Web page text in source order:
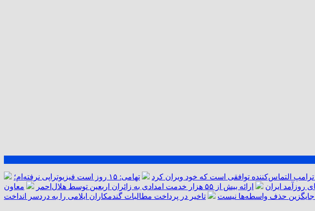
التماس‌کننده توافقی است که خود ویران کرد
تهامی: ۱۵ روز است فیزیوتراپی نرفته‌ام؛
روزآمد ایران ارائه بیش از ۵۵ هزار خدمت امدادی به زائران اربعین توسط هلال‌احمر
معاون
جایگزین حذف واسطه‌ها نیست تاخیر در پرداخت مطالبات گندمکاران ایلامی را به دردسر انداخت